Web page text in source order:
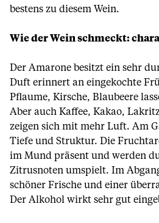
bestens zu diesem Wein.
Wie der Wein schmeckt:
Der Amarone besitzt ein sehr
Duft erinnert an eingekochte
Pflaume, Kirsche, Blaubeere
Aber auch Kaffee, Kakao,
zeigen sich mit mehr Luft. Am
Tiefe und Struktur. Die
im Mund präsent und werden
Zitrusnoten umspielt. Im
schöner Frische und einer
Der Alkohol wirkt sehr gut